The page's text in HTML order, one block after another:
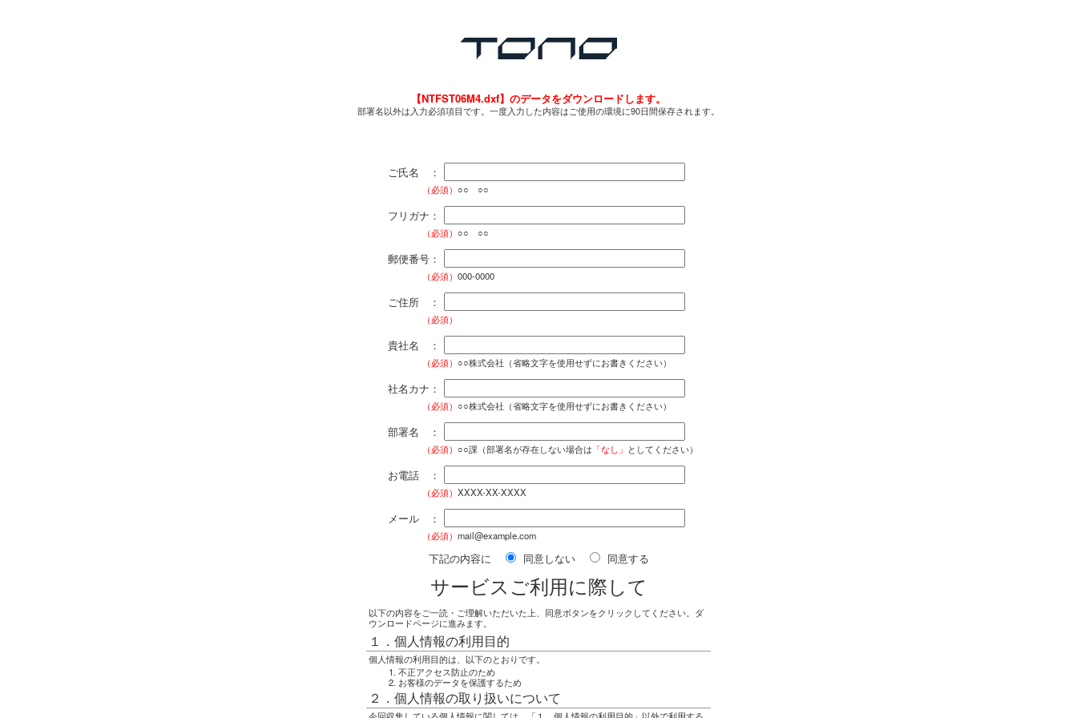
【NTFST06M4.dxf】のデータをダウンロードします。
部署名以外は入力必須項目です。一度入力した内容はご使用の環境に90日間保存されます。
ご氏名 ：
（必須） ○○ ○○
フリガナ：
（必須） ○○ ○○
郵便番号：
（必須） 000-0000
ご住所 ：
（必須）
貴社名 ：
（必須） ○○株式会社（省略文字を使用せずにお書きください）
社名カナ：
（必須） ○○株式会社（省略文字を使用せずにお書きください）
部署名 ：
（必須） ○○課（部署名が存在しない場合は 「なし」 としてください）
お電話 ：
（必須） XXXX-XX-XXXX
メール ：
（必須） mail@example.com
下記の内容に 同意しない 同意する
サービスご利用に際して
以下の内容をご一読・ご理解いただいた上、同意ボタンをクリックしてください。ダ
ウンロードページに進みます。
１．個人情報の利用目的
個人情報の利用目的は、以下のとおりです。
不正アクセス防止のため
お客様のデータを保護するため
２．個人情報の取り扱いについて